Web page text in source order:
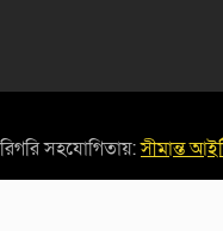
সহযোগিতায়:সীমান্ত